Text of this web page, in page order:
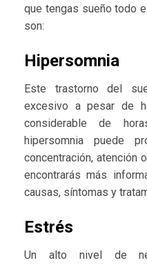
que tengas sueño todo
son:
Hipersomnia
Este trastorno del
excesivo a pesar de
considerable de
hipersomnia puede
concentración, atención
encontrarás más
causas, síntomas y
Estrés
Un alto nivel de